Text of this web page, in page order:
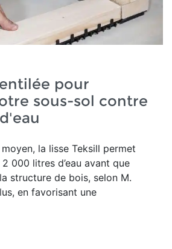
pour
sous-sol contre
la lisse Teksill permet
2 000 litres d’eau avant que
structure de bois, selon M.
en favorisant une